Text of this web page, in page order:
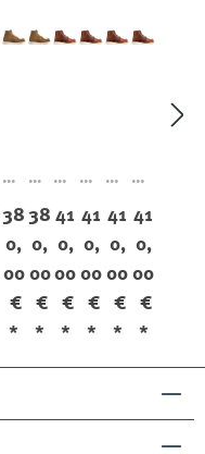
Mo
To
e
88
81
38
0,
00
€
*
Mo
To
e
88
81
38
0,
00
€
*
Mo
To
e
19
07
41
0,
00
€
*
Mo
To
e
19
07
41
0,
00
€
*
Mo
To
e
19
07
41
0,
00
€
*
Mo
To
e
19
07
41
0,
00
€
*